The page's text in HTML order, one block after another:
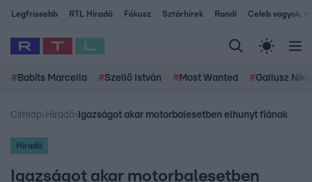
Legfrissebb RTL Híradó Fókusz Sztárhírek Randi Celeb vagyok,
# Babits Marcella #Szellő István # Most Wanted #Gallusz
Címlap› Híradó› Igazságot akar motorbalesetben elhunyt fiának
Híradó
Igazságot akar motorbalesetben